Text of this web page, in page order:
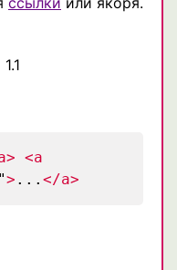
1.1
<a
> ... </a>